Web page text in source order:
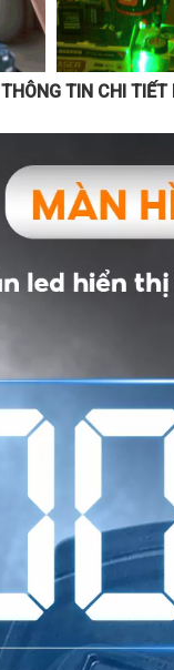
THÔNG TIN CHI